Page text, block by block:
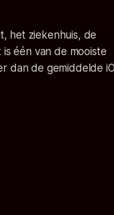
het ziekenhuis, de
één van de mooiste
dan de gemiddelde